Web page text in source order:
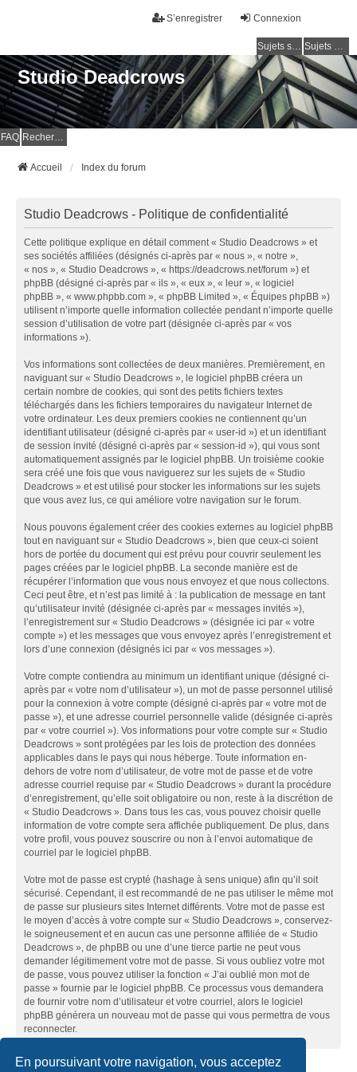
En poursuivant votre navigation, vous acceptez
Connexion
S’enregistrer
Sujets sans réponse Sujets actifs
Studio Deadcrows
FAQ Rechercher
Accueil Index du forum
Studio Deadcrows - Politique de confidentialité
Cette politique explique en détail comment « Studio Deadcrows » et
ses sociétés affiliées (désignés ci-après par « nous », « notre »,
« nos », « Studio Deadcrows », « https://deadcrows.net/forum ») et
phpBB (désigné ci-après par « ils », « eux », « leur », « logiciel
phpBB », « www.phpbb.com », « phpBB Limited », « Équipes phpBB »)
utilisent n’importe quelle information collectée pendant n’importe quelle
session d’utilisation de votre part (désignée ci-après par « vos
informations »).
Vos informations sont collectées de deux manières. Premièrement, en
naviguant sur « Studio Deadcrows », le logiciel phpBB créera un
certain nombre de cookies, qui sont des petits fichiers textes
téléchargés dans les fichiers temporaires du navigateur Internet de
votre ordinateur. Les deux premiers cookies ne contiennent qu’un
identifiant utilisateur (désigné ci-après par « user-id ») et un identifiant
de session invité (désigné ci-après par « session-id »), qui vous sont
automatiquement assignés par le logiciel phpBB. Un troisième cookie
sera créé une fois que vous naviguerez sur les sujets de « Studio
Deadcrows » et est utilisé pour stocker les informations sur les sujets
que vous avez lus, ce qui améliore votre navigation sur le forum.
Nous pouvons également créer des cookies externes au logiciel phpBB
tout en naviguant sur « Studio Deadcrows », bien que ceux-ci soient
hors de portée du document qui est prévu pour couvrir seulement les
pages créées par le logiciel phpBB. La seconde manière est de
récupérer l’information que vous nous envoyez et que nous collectons.
Ceci peut être, et n’est pas limité à : la publication de message en tant
qu’utilisateur invité (désignée ci-après par « messages invités »),
l’enregistrement sur « Studio Deadcrows » (désignée ici par « votre
compte ») et les messages que vous envoyez après l’enregistrement et
lors d’une connexion (désignés ici par « vos messages »).
Votre compte contiendra au minimum un identifiant unique (désigné ci-
après par « votre nom d’utilisateur »), un mot de passe personnel utilisé
pour la connexion à votre compte (désigné ci-après par « votre mot de
passe »), et une adresse courriel personnelle valide (désignée ci-après
par « votre courriel »). Vos informations pour votre compte sur « Studio
Deadcrows » sont protégées par les lois de protection des données
applicables dans le pays qui nous héberge. Toute information en-
dehors de votre nom d’utilisateur, de votre mot de passe et de votre
adresse courriel requise par « Studio Deadcrows » durant la procédure
d’enregistrement, qu’elle soit obligatoire ou non, reste à la discrétion de
« Studio Deadcrows ». Dans tous les cas, vous pouvez choisir quelle
information de votre compte sera affichée publiquement. De plus, dans
votre profil, vous pouvez souscrire ou non à l’envoi automatique de
courriel par le logiciel phpBB.
Votre mot de passe est crypté (hashage à sens unique) afin qu’il soit
sécurisé. Cependant, il est recommandé de ne pas utiliser le même mot
de passe sur plusieurs sites Internet différents. Votre mot de passe est
le moyen d’accès à votre compte sur « Studio Deadcrows », conservez-
le soigneusement et en aucun cas une personne affiliée de « Studio
Deadcrows », de phpBB ou une d’une tierce partie ne peut vous
demander légitimement votre mot de passe. Si vous oubliez votre mot
de passe, vous pouvez utiliser la fonction « J’ai oublié mon mot de
passe » fournie par le logiciel phpBB. Ce processus vous demandera
de fournir votre nom d’utilisateur et votre courriel, alors le logiciel
phpBB générera un nouveau mot de passe qui vous permettra de vous
reconnecter.